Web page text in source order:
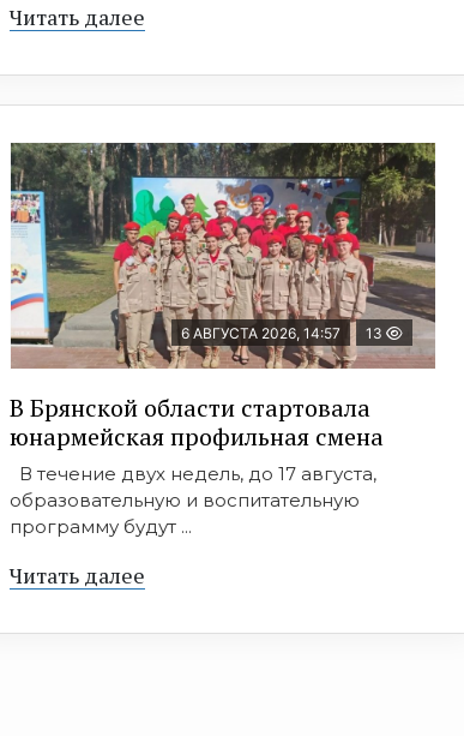
Читать далее
6 АВГУСТА 2026, 14:57 13
В Брянской области стартовала
юнармейская профильная смена
В течение двух недель, до 17 августа,
образовательную и воспитательную
программу будут ...
Читать далее